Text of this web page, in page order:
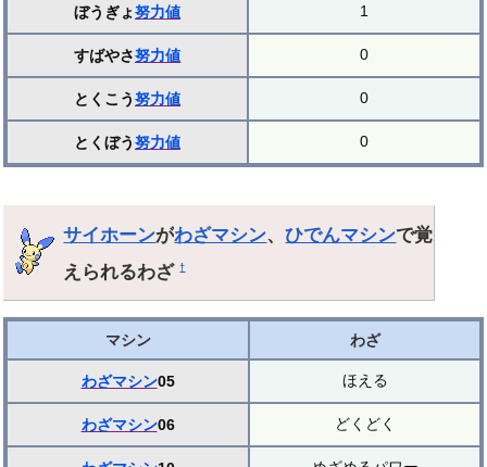
ぼうぎょ努力値 1
すばやさ努力値 0
とくこう努力値 0
とくぼう努力値 0
サイホーンがわざマシン、ひでんマシンで覚
えられるわざ†
マシン わざ
わざマシン05 ほえる
わざマシン06 どくどく